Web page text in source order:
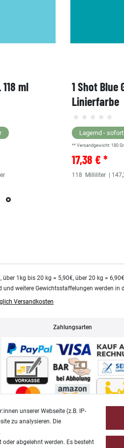
ml
1 Shot Blue
Linierfarbe
Lagernd -
** Versandgewicht:180
17,38 € *
118 Milliliter |
1kg bis 20 kg = 5,90€, über 20 kg =
weitere Gewichtsstaffelungen werden in
Versandkosten
Zahlungsarten
unserer Webseite (z.B. IP-
zu analysieren. Die
abgelehnt werden. Es besteht